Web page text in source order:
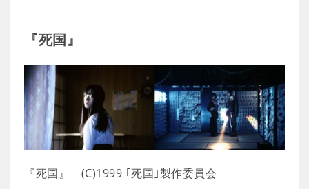
『死国』
『死国』 (C)1999 ｢死国｣製作委員会